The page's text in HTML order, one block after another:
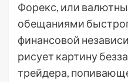
Форекс, или
обещаниями
финансовой
рисует картину
трейдера,